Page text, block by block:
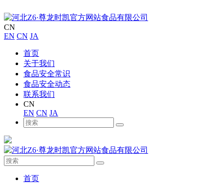
CN
EN CN JA
首页
关于我们
食品安全常识
食品安全动态
联系我们
CN
EN CN JA
首页